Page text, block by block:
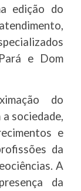
edição do
e Dom
do
sociedade,
e
da
A
da